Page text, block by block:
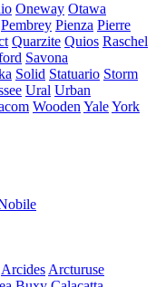
Oneway Otawa
Pembrey Pienza Pierre
Quarzite Quios Raschel
Savona
Solid Statuario Storm
Ural Urban
Wooden YaleYork
Arcides Arcturuse